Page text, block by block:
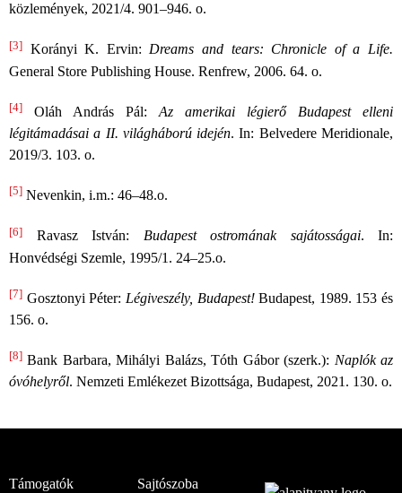
közlemények, 2021/4. 901–946. o.
[3] Korányi K. Ervin:Dreams and tears: Chronicle of a Life.
General Store Publishing House. Renfrew, 2006. 64. o.
[4] Oláh András Pál: Az amerikai légierő Budapest elleni
légitámadásai a II. világháború idején. In: Belvedere Meridionale,
2019/3. 103. o.
[5] Nevenkin, i.m.: 46–48.o.
[6] Ravasz István: Budapest ostromának sajátosságai. In:
Honvédségi Szemle, 1995/1. 24–25.o.
[7] Gosztonyi Péter: Légiveszély, Budapest!Budapest, 1989. 153 és
156. o.
[8] Bank Barbara, Mihályi Balázs, Tóth Gábor (szerk.): Naplók az
óvóhelyről. Nemzeti Emlékezet Bizottsága, Budapest, 2021. 130. o.
Támogatók
Sajtószoba